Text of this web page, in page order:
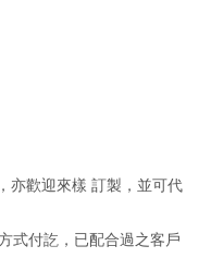
亦歡迎來樣 訂製，並可代
式付訖，已配合過之客戶